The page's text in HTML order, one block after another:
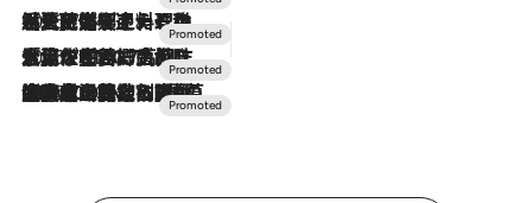
2026.7.24
【夏限定ディナーコース】旬を迎える稚鮎や花ズッキーニなどをイタリア・トスカーナの郷土料理の手法で満喫！
2026.7.17
「土佐和ハーブかき氷」がOMO7高知に登場！生姜、山椒、大葉など目にも舌にも涼を呼ぶ郷土の味
2026.7.10
NEW OPEN！【界 草津】名湯の地に誕生。趣の異なる2種の温泉と上州ならではの会席・蕎麦割烹など美食を味わう究極の癒やし旅